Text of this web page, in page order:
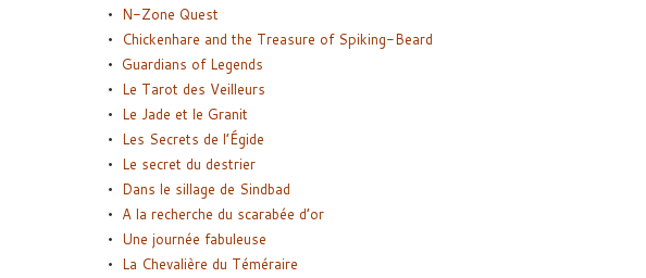
N-Zone Quest
Chickenhare and the Treasure of Spiking-Beard
Guardians of Legends
Le Tarot des Veilleurs
Le Jade et le Granit
Les Secrets de l’Égide
Le secret du destrier
Dans le sillage de Sindbad
A la recherche du scarabée d’or
Une journée fabuleuse
La Chevalière du Téméraire